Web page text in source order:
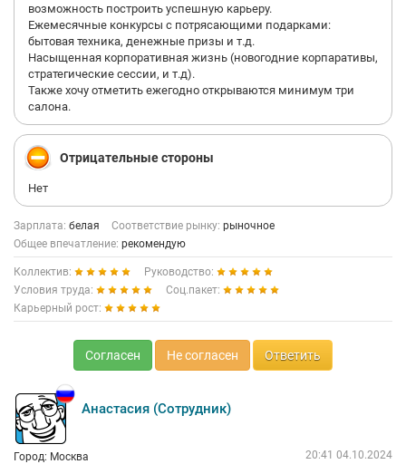
возможность построить успешную карьеру.
Ежемесячные конкурсы с потрясающими подарками:
бытовая техника, денежные призы и т.д.
Насыщенная корпоративная жизнь (новогодние корпаративы,
стратегические сессии, и т.д).
Также хочу отметить ежегодно открываются минимум три
салона.
Отрицательные стороны
Нет
Зарплата: белая Соответствие рынку: рыночное
Общее впечатление: рекомендую
Коллектив:
Руководство:
Условия труда:
Соц.пакет:
Карьерный рост:
Согласен Не согласен Ответить
Анастасия (Сотрудник)
Город: Москва 20:41 04.10.2024